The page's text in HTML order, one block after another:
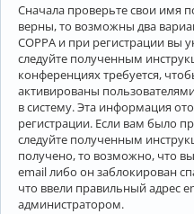
Сначала проверьте свои имя
верны, то возможны два
COPPA и при регистрации вы
следуйте полученным
конференциях требуется,
активированы
в систему. Эта информация
регистрации. Если вам было
следуйте полученным
получено, то возможно, что
email либо он заблокирован
что ввели правильный адрес
администратором.